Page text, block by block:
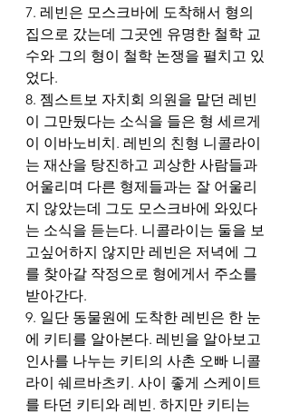
7. 레빈은 모스크바에 도착해서 형의
집으로 갔는데 그곳엔 유명한 철학 교
수와 그의 형이 철학 논쟁을 펼치고 있
었다.
8. 젬스트보 자치회 의원을 맡던 레빈
이 그만뒀다는 소식을 들은 형 세르게
이 이바노비치. 레빈의 친형 니콜라이
는 재산을 탕진하고 괴상한 사람들과
어울리며 다른 형제들과는 잘 어울리
지 않았는데 그도 모스크바에 와있다
는 소식을 듣는다. 니콜라이는 둘을 보
고싶어하지 않지만 레빈은 저녁에 그
를 찾아갈 작정으로 형에게서 주소를
받아간다.
9. 일단 동물원에 도착한 레빈은 한 눈
에 키티를 알아본다. 레빈을 알아보고
인사를 나누는 키티의 사촌 오빠 니콜
라이 쉐르바츠키. 사이 좋게 스케이트
를 타던 키티와 레빈. 하지만 키티는